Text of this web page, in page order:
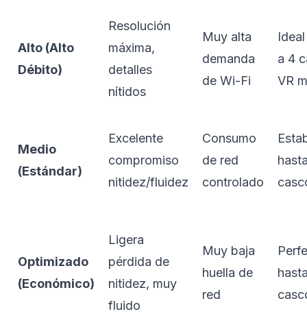
Alto (Alto
Débito)
Resolución
máxima,
detalles
nítidos
Muy alta
demanda
de Wi-Fi
a 4
VR
Medio
(Estándar)
Excelente
compromiso
nitidez/fluidez
Consumo
de red
controlado
Optimizado
(Económico)
Ligera
pérdida de
nitidez, muy
fluido
Muy baja
huella de
red